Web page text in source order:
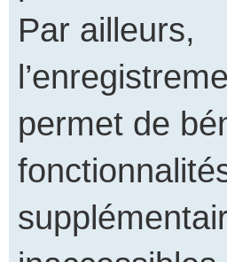
Par ailleurs,
permet de